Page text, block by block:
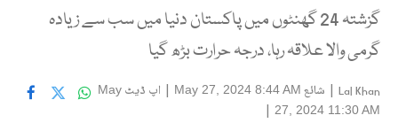
گزشتہ 24 گھنٹوں میں پاکستان دنیا میں سب سے زیادہ
گرمی والا علاقہ رہا، درجہ حرارت بڑھ گیا
Lal Khan
| شائع May 27, 2024 8:44 AM
| اپ ڈیٹ May
27, 2024 11:30 AM
|